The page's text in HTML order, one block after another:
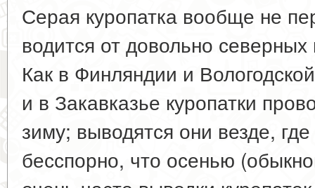
Серая куропатка вообще не
водится от довольно
Как в Финляндии и
и в Закавказье куропатки
зиму; выводятся они везде,
бесспорно, что осенью